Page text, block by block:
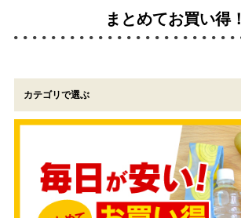
まとめてお買い得！
カテゴリで選ぶ